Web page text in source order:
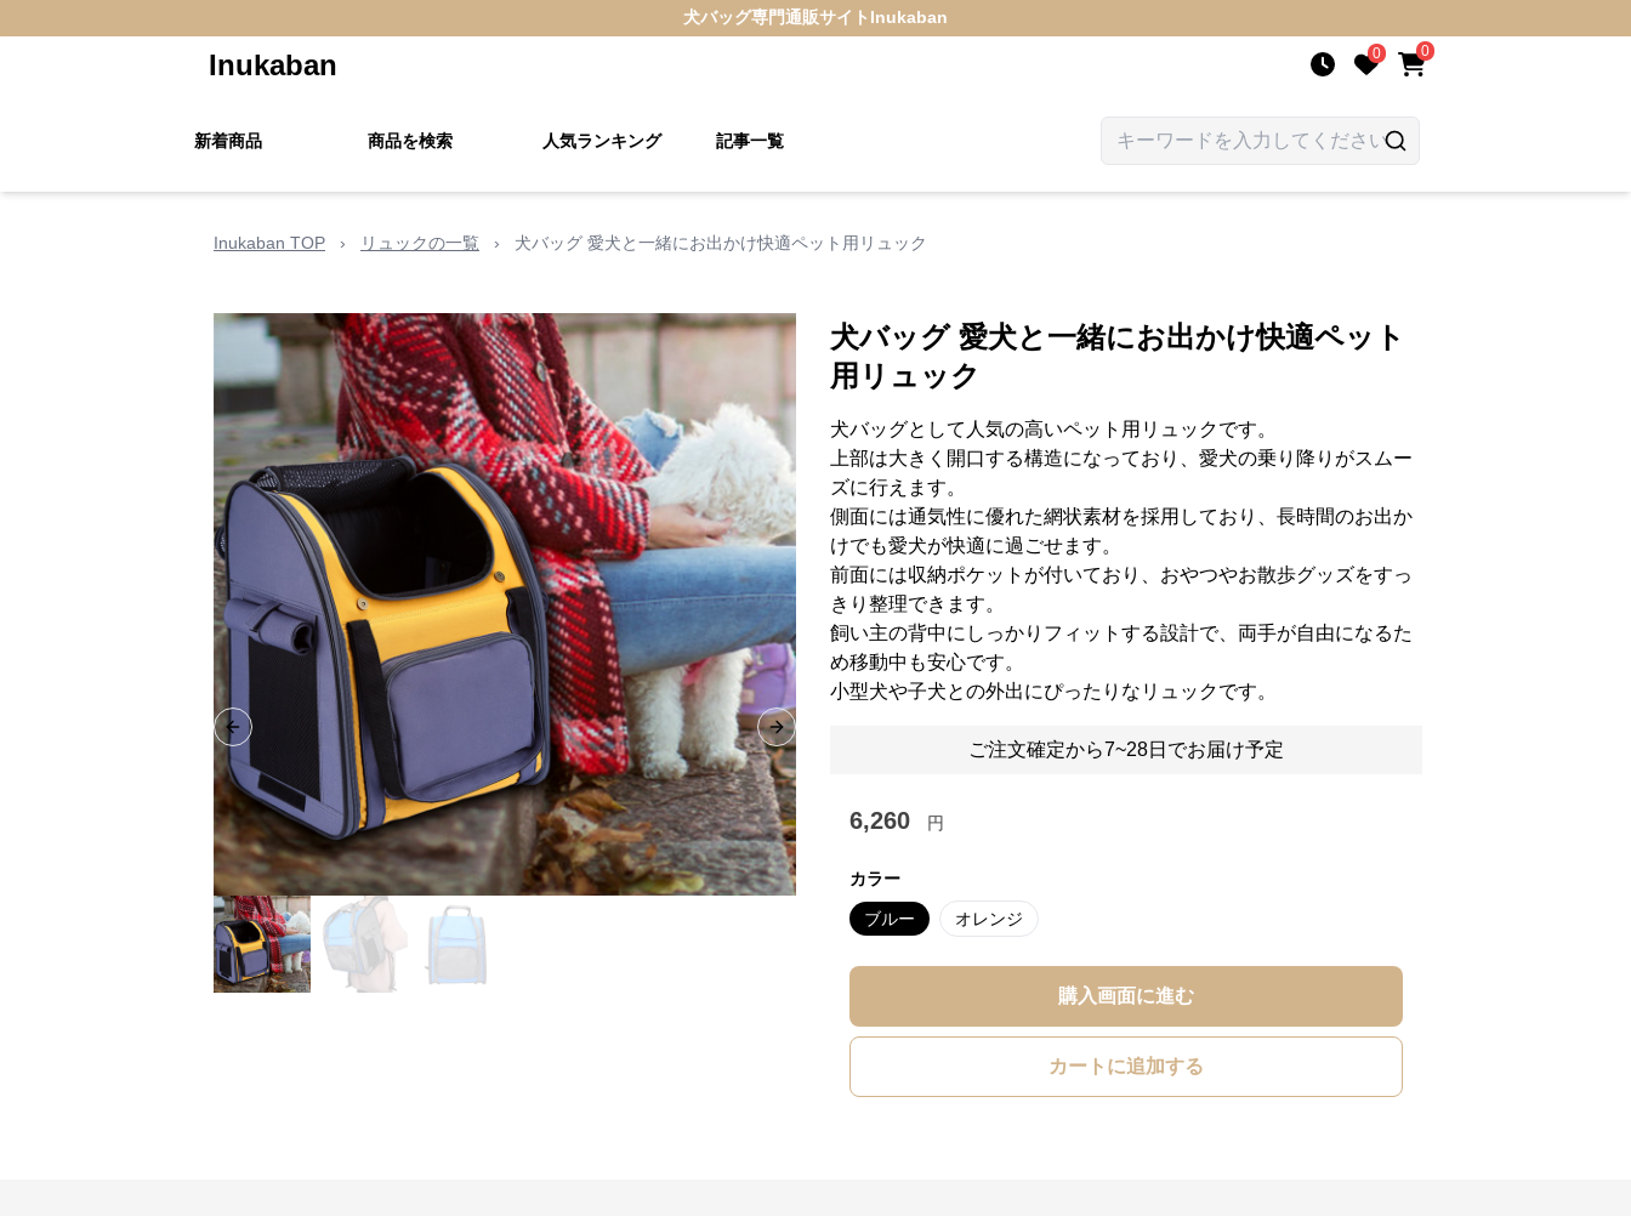
犬バッグ専門通販サイト Inukaban
Inukaban 0 0
新着商品 商品を検索 人気ランキング 記事一覧
Inukaban TOP › リュックの一覧 › 犬バッグ 愛犬と一緒にお出かけ快適ペット用リュック
Previous slide Next slide
犬バッグ 愛犬と一緒にお出かけ快適ペット
用リュック
犬バッグとして人気の高いペット用リュックです。
上部は大きく開口する構造になっており、愛犬の乗り降りがスムー
ズに行えます。
側面には通気性に優れた網状素材を採用しており、長時間のお出か
けでも愛犬が快適に過ごせます。
前面には収納ポケットが付いており、おやつやお散歩グッズをすっ
きり整理できます。
飼い主の背中にしっかりフィットする設計で、両手が自由になるた
め移動中も安心です。
小型犬や子犬との外出にぴったりなリュックです。
ご注文確定から7~28日でお届け予定
6,260 円
カラー
ブルー オレンジ
購入画面に進む
カートに追加する